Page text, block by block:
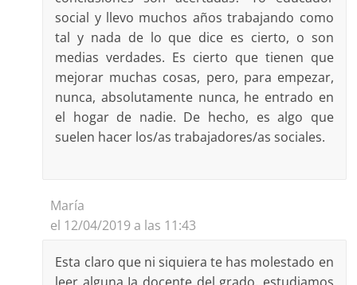
social y llevo muchos años trabajando como
tal y nada de lo que dice es cierto, o son
medias verdades. Es cierto que tienen que
mejorar muchas cosas, pero, para empezar,
nunca, absolutamente nunca, he entrado en
el hogar de nadie. De hecho, es algo que
suelen hacer los/as trabajadores/as sociales.
María
el 12/04/2019 a las 11:43
Esta claro que ni siquiera te has molestado en